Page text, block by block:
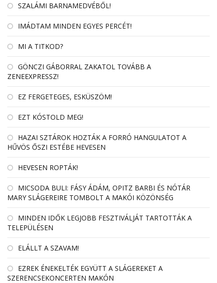
SZALÁMI BARNAMEDVÉBŐL!
IMÁDTAM MINDEN EGYES PERCÉT!
MI A TITKOD?
GÖNCZI GÁBORRAL ZAKATOL TOVÁBB A
ZENEEXPRESSZ!
EZ FERGETEGES, ESKÜSZÖM!
EZT KÓSTOLD MEG!
HAZAI SZTÁROK HOZTÁK A FORRÓ HANGULATOT A
HŰVÖS ŐSZI ESTÉBE HEVESEN
HEVESEN ROPTÁK!
MICSODA BULI: FÁSY ÁDÁM, OPITZ BARBI ÉS NÓTÁR
MARY SLÁGEREIRE TOMBOLT A MAKÓI KÖZÖNSÉG
MINDEN IDŐK LEGJOBB FESZTIVÁLJÁT TARTOTTÁK A
TELEPÜLÉSEN
ELÁLLT A SZAVAM!
EZREK ÉNEKELTÉK EGYÜTT A SLÁGEREKET A
SZERENCSEKONCERTEN MAKÓN